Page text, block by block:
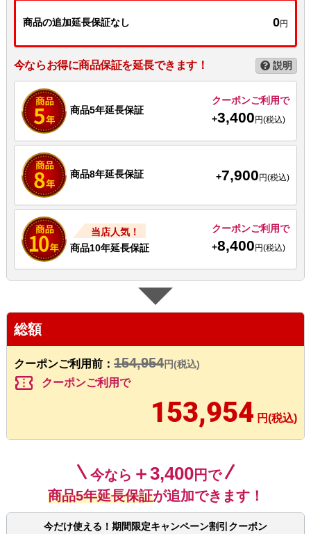
商品の追加延長保証なし 0円
今ならお得に商品保証を延長できます！ 説明
商品5年延長保証
クーポンご利用で
+3,400 円(税込)
商品8年延長保証 +7,900円(税込)
当店人気！
商品10年延長保証
クーポンご利用で
+8,400 円(税込)
総額
クーポンご利用前： 154,954円(税込)
confirmation_number クーポンご利用で
153,954 円(税込)
今なら ＋3,400円で
商品5年延長保証が追加できます！
今だけ使える！期間限定キャンペーン割引クーポン